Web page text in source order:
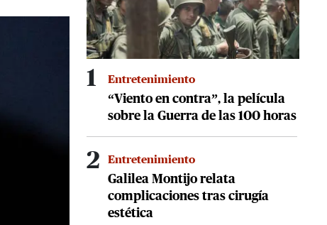
1 Entretenimiento
“Viento en contra”, la película
sobre la Guerra de las 100 horas
2 Entretenimiento
Galilea Montijo relata
complicaciones tras cirugía
estética